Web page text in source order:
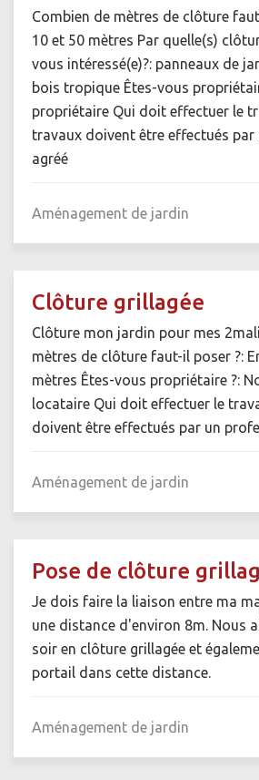
Combien de mètres de clôture
10 et 50 mètres Par quelle(s)
vous intéressé(e)?: panneaux de
bois tropique Êtes-vous
propriétaire Qui doit effectuer le
travaux doivent être effectués
agréé
Aménagement de jardin
Clôture grillagée
Clôture mon jardin pour mes
mètres de clôture faut-il poser ?:
mètres Êtes-vous propriétaire ?:
locataire Qui doit effectuer le
doivent être effectués par un
Aménagement de jardin
Pose de clôture
Je dois faire la liaison entre ma
une distance d'environ 8m. Nous
soir en clôture grillagée et
portail dans cette distance.
Aménagement de jardin